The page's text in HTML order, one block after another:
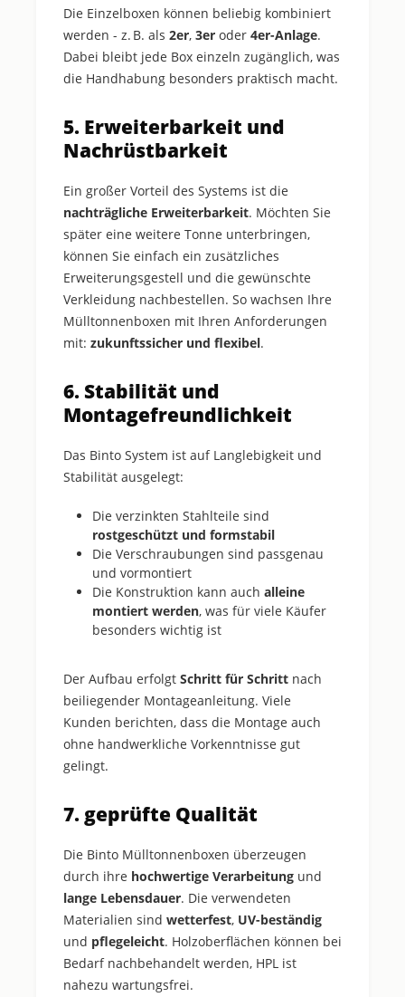
Die Einzelboxen können beliebig kombiniert
werden - z. B. als 2er, 3er oder 4er-Anlage.
Dabei bleibt jede Box einzeln zugänglich, was
die Handhabung besonders praktisch macht.
5. Erweiterbarkeit und
Nachrüstbarkeit
Ein großer Vorteil des Systems ist die
nachträgliche Erweiterbarkeit. Möchten Sie
später eine weitere Tonne unterbringen,
können Sie einfach ein zusätzliches
Erweiterungsgestell und die gewünschte
Verkleidung nachbestellen. So wachsen Ihre
Mülltonnenboxen mit Ihren Anforderungen
mit: zukunftssicher und flexibel.
6. Stabilität und
Montagefreundlichkeit
Das Binto System ist auf Langlebigkeit und
Stabilität ausgelegt:
Die verzinkten Stahlteile sind
rostgeschützt und formstabil
Die Verschraubungen sind passgenau
und vormontiert
Die Konstruktion kann auch alleine
montiert werden, was für viele Käufer
besonders wichtig ist
Der Aufbau erfolgt Schritt für Schritt nach
beiliegender Montageanleitung. Viele
Kunden berichten, dass die Montage auch
ohne handwerkliche Vorkenntnisse gut
gelingt.
7. geprüfte Qualität
Die Binto Mülltonnenboxen überzeugen
durch ihre hochwertige Verarbeitung und
lange Lebensdauer. Die verwendeten
Materialien sind wetterfest, UV-beständig
und pflegeleicht. Holzoberflächen können bei
Bedarf nachbehandelt werden, HPL ist
nahezu wartungsfrei.